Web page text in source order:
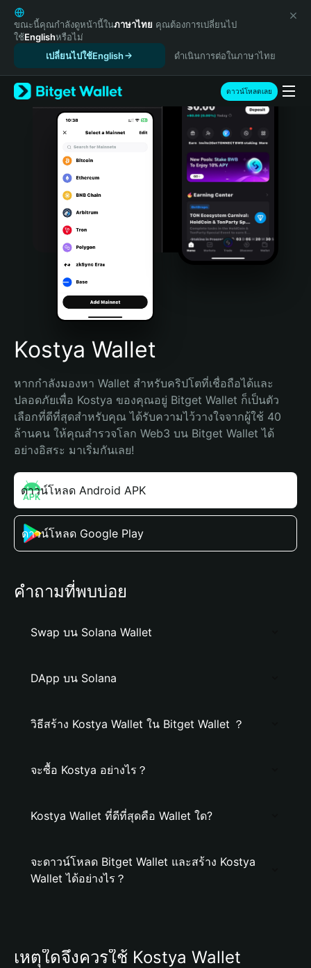
English
日本語
Tiếng Việt
Español (Latinoamérica)
Türkçe
Italiano
Português (Portugal)
Bahasa Indonesia
Português (Brasil)
Español (Argentina)
ขณะนี้คุณกำลังดูหน้านี้ในภาษาไทย คุณต้องการเปลี่ยนไป
ใช้Englishหรือไม่
เปลี่ยนไปใช้English
ดำเนินการต่อในภาษาไทย
ดาวน์โหลดเลย
Kostya Wallet
หากกำลังมองหา Wallet สำหรับคริปโตที่เชื่อถือได้และ
ปลอดภัยเพื่อ Kostya ของคุณอยู่ Bitget Wallet ก็เป็นตัว
เลือกที่ดีที่สุดสำหรับคุณ ได้รับความไว้วางใจจากผู้ใช้ 40
ล้านคน ให้คุณสำรวจโลก Web3 บน Bitget Wallet ได้
อย่างอิสระ มาเริ่มกันเลย!
ดาวน์โหลด Android APK
ดาวน์โหลด Google Play
คำถามที่พบบ่อย
Swap บน Solana Wallet
DApp บน Solana
วิธีสร้าง Kostya Wallet ใน Bitget Wallet ？
จะซื้อ Kostya อย่างไร？
Kostya Wallet ที่ดีที่สุดคือ Wallet ใด?
จะดาวน์โหลด Bitget Wallet และสร้าง Kostya
Wallet ได้อย่างไร？
เหตุใดจึงควรใช้ Kostya Wallet